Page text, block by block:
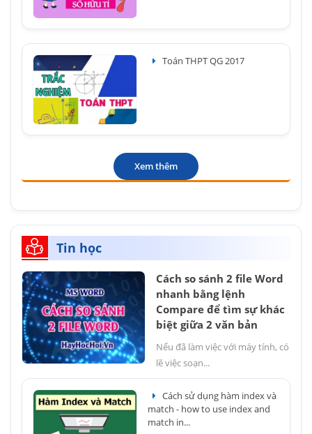
Toán THPT QG 2017
Xem thêm
Tin học
Cách so sánh 2 file Word
nhanh bằng lệnh
Compare để tìm sự khác
biệt giữa 2 văn bản
Nếu đã làm việc với máy tính, có
lẽ việc soạn...
Cách sử dụng hàm index và
match - how to use index and
match in...